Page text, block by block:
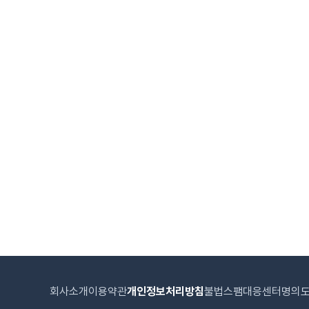
회사소개 이용약관개인정보처리방침불법스팸대응센터 명의